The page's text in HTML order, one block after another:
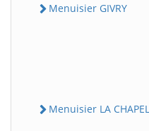
Menuisier GIVRY
Menuisier LA